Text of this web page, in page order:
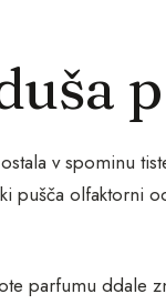
v spominu
pušča olfaktorni
parfumu ddale